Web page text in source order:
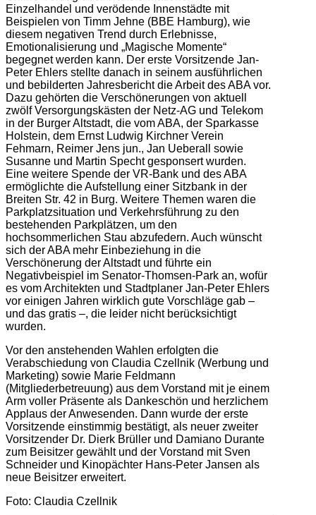
Einzelhandel und verödende Innenstädte mit
Beispielen von Timm Jehne (BBE Hamburg), wie
diesem negativen Trend durch Erlebnisse,
Emotionalisierung und „Magische Momente“
begegnet werden kann. Der erste Vorsitzende Jan-
Peter Ehlers stellte danach in seinem ausführlichen
und bebilderten Jahresbericht die Arbeit des ABA vor.
Dazu gehörten die Verschönerungen von aktuell
zwölf Versorgungskästen der Netz-AG und Telekom
in der Burger Altstadt, die vom ABA, der Sparkasse
Holstein, dem Ernst Ludwig Kirchner Verein
Fehmarn, Reimer Jens jun., Jan Ueberall sowie
Susanne und Martin Specht gesponsert wurden.
Eine weitere Spende der VR-Bank und des ABA
ermöglichte die Aufstellung einer Sitzbank in der
Breiten Str. 42 in Burg. Weitere Themen waren die
Parkplatzsituation und Verkehrsführung zu den
bestehenden Parkplätzen, um den
hochsommerlichen Stau abzufedern. Auch wünscht
sich der ABA mehr Einbeziehung in die
Verschönerung der Altstadt und führte ein
Negativbeispiel im Senator-Thomsen-Park an, wofür
es vom Architekten und Stadtplaner Jan-Peter Ehlers
vor einigen Jahren wirklich gute Vorschläge gab –
und das gratis –, die leider nicht berücksichtigt
wurden.
Vor den anstehenden Wahlen erfolgten die
Verabschiedung von Claudia Czellnik (Werbung und
Marketing) sowie Marie Feldmann
(Mitgliederbetreuung) aus dem Vorstand mit je einem
Arm voller Präsente als Dankeschön und herzlichem
Applaus der Anwesenden. Dann wurde der erste
Vorsitzende einstimmig bestätigt, als neuer zweiter
Vorsitzender Dr. Dierk Brüller und Damiano Durante
zum Beisitzer gewählt und der Vorstand mit Sven
Schneider und Kinopächter Hans-Peter Jansen als
neue Beisitzer erweitert.
Foto: Claudia Czellnik